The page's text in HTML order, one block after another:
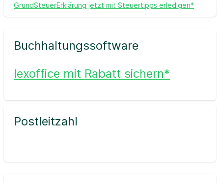
GrundSteuerErklärung jetzt mit Steuertipps erledigen*
Buchhaltungssoftware
lexoffice mit Rabatt sichern*
Postleitzahl